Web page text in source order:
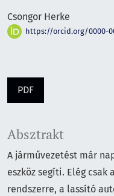
Csongor Herke
https://orcid.org/0000-
PDF
Absztrakt
A járművezetést már
eszköz segíti. Elég
rendszerre, a lassító